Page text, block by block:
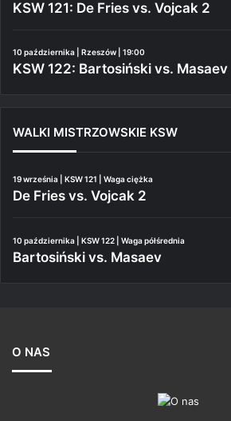
KSW 121: De Fries vs. Vojcak 2
10 października | Rzeszów | 19:00
KSW 122: Bartosiński vs. Masaev
WALKI MISTRZOWSKIE KSW
19 września | KSW 121 | Waga ciężka
De Fries vs. Vojcak 2
10 października | KSW 122 | Waga półśrednia
Bartosiński vs. Masaev
O NAS